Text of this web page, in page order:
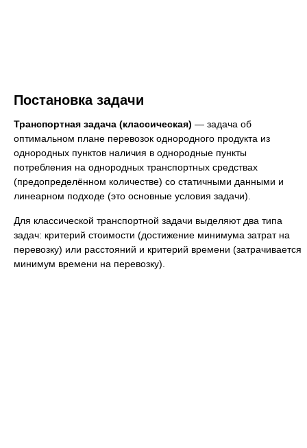
Постановка задачи
Транспортная задача (классическая) — задача об
оптимальном плане перевозок однородного продукта из
однородных пунктов наличия в однородные пункты
потребления на однородных транспортных средствах
(предопределённом количестве) со статичными данными и
линеарном подходе (это основные условия задачи).
Для классической транспортной задачи выделяют два типа
задач: критерий стоимости (достижение минимума затрат на
перевозку) или расстояний и критерий времени (затрачивается
минимум времени на перевозку).